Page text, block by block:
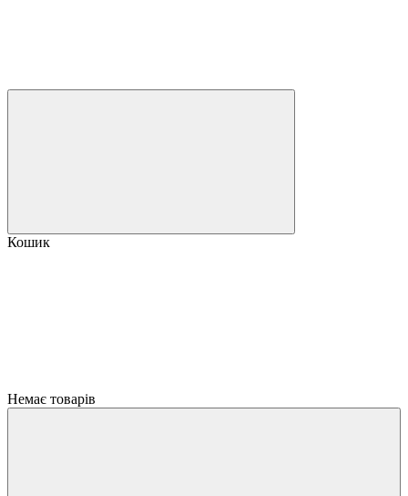
Кошик
Немає товарів